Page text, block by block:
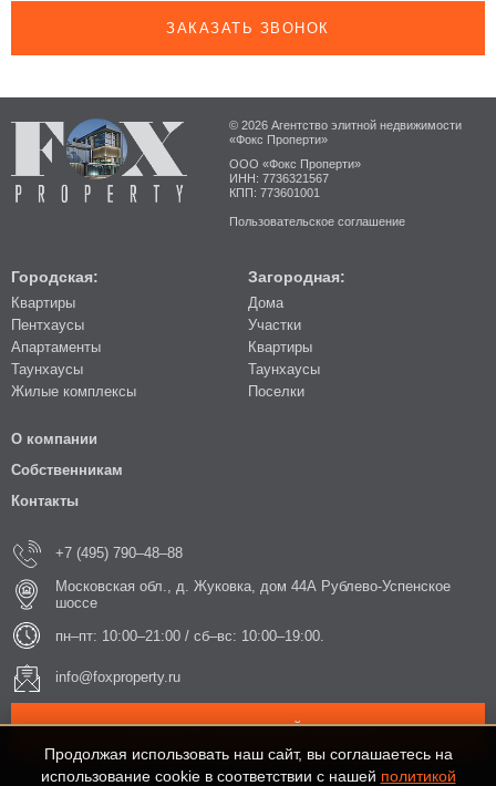
ЗАКАЗАТЬ ЗВОНОК
© 2026 Агентство элитной недвижимости
«Фокс Проперти»
ООО «Фокс Проперти»
ИНН: 7736321567
КПП: 773601001
Пользовательское соглашение
Городская:
Квартиры
Пентхаусы
Апартаменты
Таунхаусы
Жилые комплексы
Загородная:
Дома
Участки
Квартиры
Таунхаусы
Поселки
О компании
Собственникам
Контакты
+7 (495) 790–48–88
Московская обл., д. Жуковка, дом 44А Рублево-Успенское
шоссе
пн–пт: 10:00–21:00 / сб–вс: 10:00–19:00.
info@foxproperty.ru
ЗАКАЗАТЬ ОБРАТНЫЙ ЗВОНОК
Продолжая использовать наш сайт, вы соглашаетесь на
использование cookie в соответствии с нашей политикой